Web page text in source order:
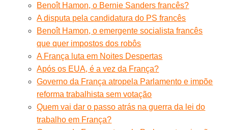
Benoît Hamon, o Bernie Sanders francês?
A disputa pela candidatura do PS francês
Benoît Hamon, o emergente socialista francês
que quer impostos dos robôs
A França luta em Noites Despertas
Após os EUA, é a vez da França?
Governo da França atropela Parlamento e impõe
reforma trabalhista sem votação
Quem vai dar o passo atrás na guerra da lei do
trabalho em França?